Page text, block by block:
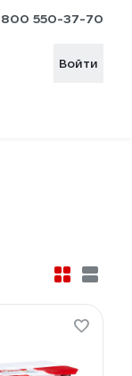
550-37-70
Войти